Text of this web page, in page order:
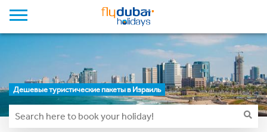
Дешевые туристические пакеты в Израиль